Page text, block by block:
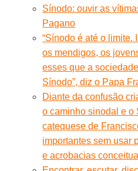
Sínodo: ouvir as
Pagano
“Sínodo é até o limite.
os mendigos, os
esses que a
Sínodo”, diz o Papa
Diante da confusão
o caminho sinodal e o
catequese de
importantes sem usar
e acrobacias